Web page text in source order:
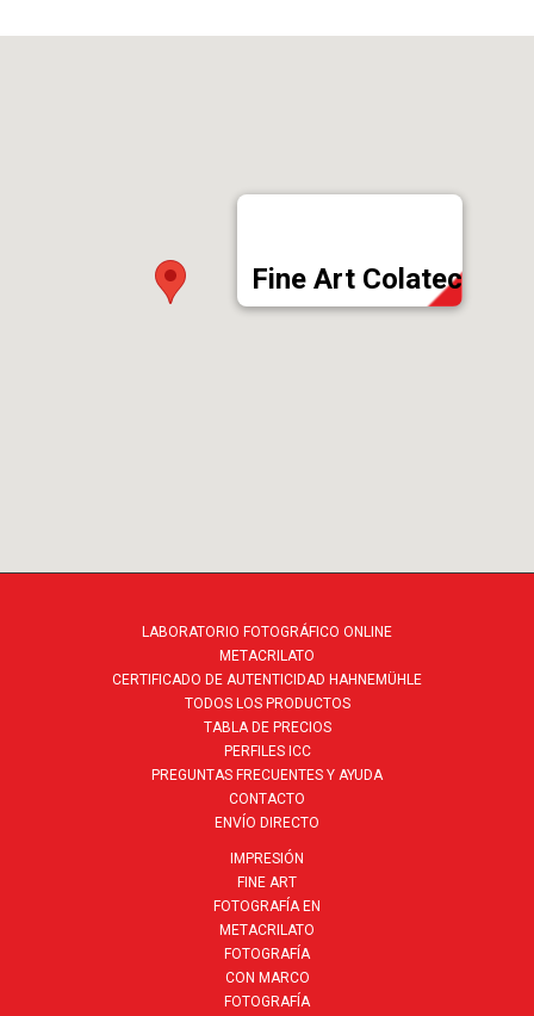
Fine Art Colatec
LABORATORIO FOTOGRÁFICO ONLINE
METACRILATO
CERTIFICADO DE AUTENTICIDAD HAHNEMÜHLE
TODOS LOS PRODUCTOS
TABLA DE PRECIOS
PERFILES ICC
PREGUNTAS FRECUENTES Y AYUDA
CONTACTO
ENVÍO DIRECTO
IMPRESIÓN
FINE ART
FOTOGRAFÍA EN
METACRILATO
FOTOGRAFÍA
CON MARCO
FOTOGRAFÍA